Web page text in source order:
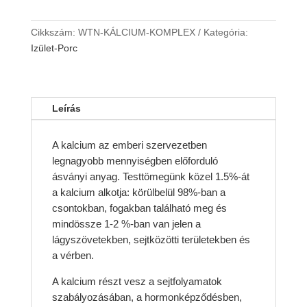
Cikkszám: WTN-KÁLCIUM-KOMPLEX
Kategória:
Izület-Porc
Leírás
A kalcium az emberi szervezetben
legnagyobb mennyiségben előforduló
ásványi anyag. Testtömegünk közel 1.5%-át
a kalcium alkotja: körülbelül 98%-ban a
csontokban, fogakban található meg és
mindössze 1-2 %-ban van jelen a
lágyszövetekben, sejtközötti területekben és
a vérben.
A kalcium részt vesz a sejtfolyamatok
szabályozásában, a hormonképződésben,